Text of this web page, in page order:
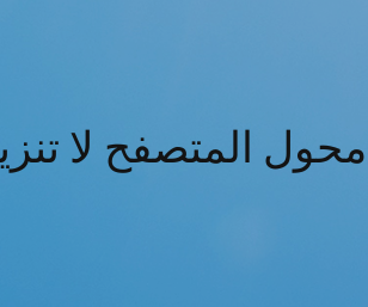
محول المتصفح لا